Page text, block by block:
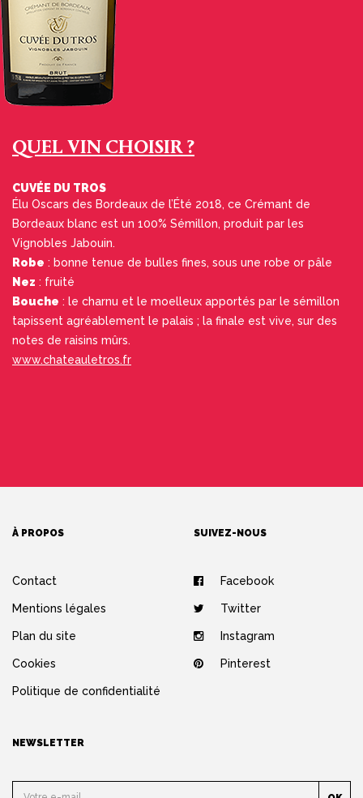
QUEL VIN CHOISIR ?
CUVÉE DU TROS
Élu Oscars des Bordeaux de l’Été 2018, ce Crémant de
Bordeaux blanc est un 100% Sémillon, produit par les
Vignobles Jabouin.
Robe : bonne tenue de bulles fines, sous une robe or pâle
Nez : fruité
Bouche : le charnu et le moelleux apportés par le sémillon
tapissent agréablement le palais ; la finale est vive, sur des
notes de raisins mûrs.
www.chateauletros.fr
À PROPOS
Contact
Mentions légales
Plan du site
Cookies
Politique de confidentialité
SUIVEZ-NOUS
Facebook
Twitter
Instagram
Pinterest
NEWSLETTER